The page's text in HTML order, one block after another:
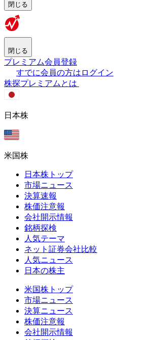
閉じる
閉じる
プレミアム会員登録
すでに会員の方はログイン
株探プレミアムとは
日本株
米国株
日本株トップ
市場ニュース
決算速報
株価注意報
会社開示情報
銘柄探検
人気テーマ
ネット証券会社比較
人気ニュース
日本の株主
米国株トップ
市場ニュース
決算ニュース
株価注意報
会社開示情報